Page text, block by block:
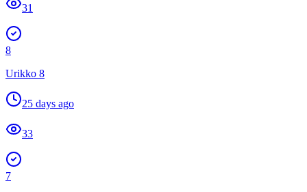
31
8
Urikko 8
25 days ago
33
7